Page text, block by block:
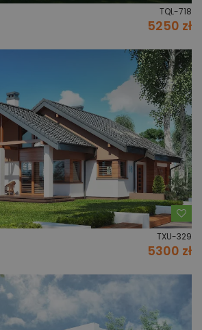
TQL-718
5250 zł
TXU-329
5300 zł